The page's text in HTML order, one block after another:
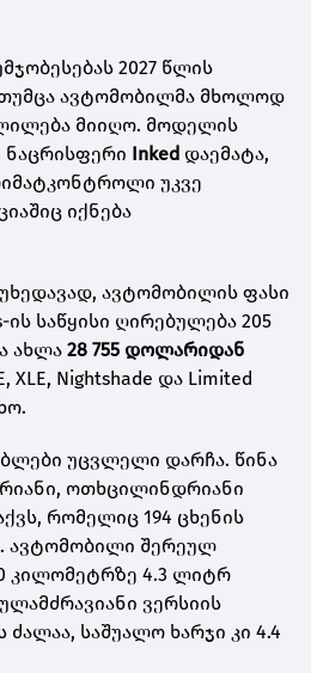
2027 წლის
ავტომობილმა მხოლოდ
მიიღო. მოდელის
ნაცრისფერი Inked დაემატა,
უკვე
იქნება
ავტომობილის ფასი
ის საწყისი ღირებულება 205
ახლა 28 755 დოლარიდან
XLE, Nightshade და Limited
უცვლელი დარჩა. წინა
ოთხცილინდრიანი
რომელიც 194 ცხენის
ავტომობილი შერეულ
კილომეტრზე 4.3 ლიტრ
ვერსიის
ძალაა, საშუალო ხარჯი კი 4.4